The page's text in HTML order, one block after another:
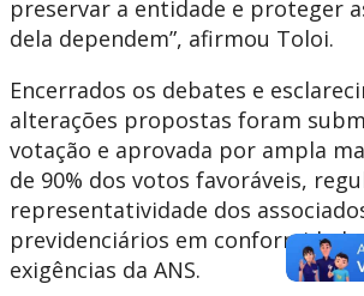
preservar a entidade e proteger
dela dependem”, afirmou Toloi.
Encerrados os debates e
alterações propostas foram
votação e aprovada por ampla
de 90% dos votos favoráveis,
representatividade dos
previdenciários em conformidade
exigências da ANS.